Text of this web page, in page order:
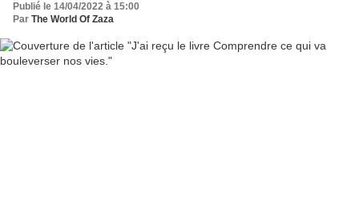
Publié le 14/04/2022 à 15:00
Par The World Of Zaza